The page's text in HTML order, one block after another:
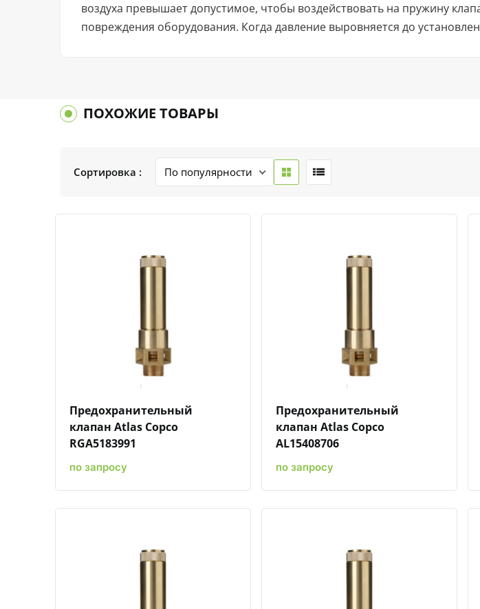
воздуха превышает допустимое, чтобы воздействовать на пружину
повреждения оборудования. Когда давление выровняется до
ПОХОЖИЕ ТОВАРЫ
Сортировка :
Быстрый просмотрДобавить к сравнению
Предохранительный
клапан Atlas Copco
RGA5183991
по запросу
Быстрый просмотрДобавить к сравнению
Предохранительный
клапан Atlas Copco
AL15408706
по запросу